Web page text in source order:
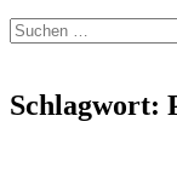
Suchen
Suchen
nach:
Schlagwort: